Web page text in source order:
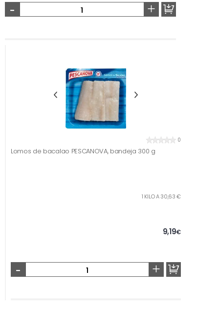
- +
0
Lomos de bacalao PESCANOVA, bandeja 300 g
1 KILO A 30,63 €
9,19€
- +